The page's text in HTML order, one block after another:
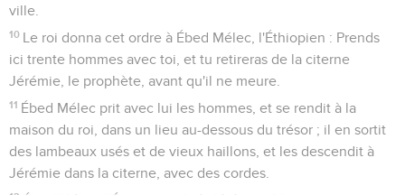
ville.
10 Le roi donna cet ordre à Ébed Mélec, l'Éthiopien : Prends
ici trente hommes avec toi, et tu retireras de la citerne
Jérémie, le prophète, avant qu'il ne meure.
11 Ébed Mélec prit avec lui les hommes, et se rendit à la
maison du roi, dans un lieu au-dessous du trésor ; il en sortit
des lambeaux usés et de vieux haillons, et les descendit à
Jérémie dans la citerne, avec des cordes.